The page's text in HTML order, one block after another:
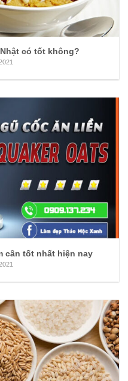
có tốt không?
cân tốt nhất hiện nay